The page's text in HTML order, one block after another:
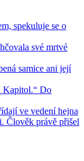
spekuluje se o
své mrtvé
samice ani její
Kapitol.“ Do
ve vedení hejna
Člověk právě přišel